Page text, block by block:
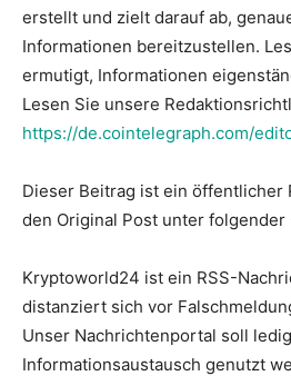
erstellt und zielt darauf ab,
Informationen bereitzustellen.
ermutigt, Informationen
Lesen Sie unsere
https://de.cointelegraph.com/
Dieser Beitrag ist ein öffentlicher
den Original Post unter folgender
Kryptoworld24 ist ein RSS-
distanziert sich vor
Unser Nachrichtenportal soll
Informationsaustausch genutzt